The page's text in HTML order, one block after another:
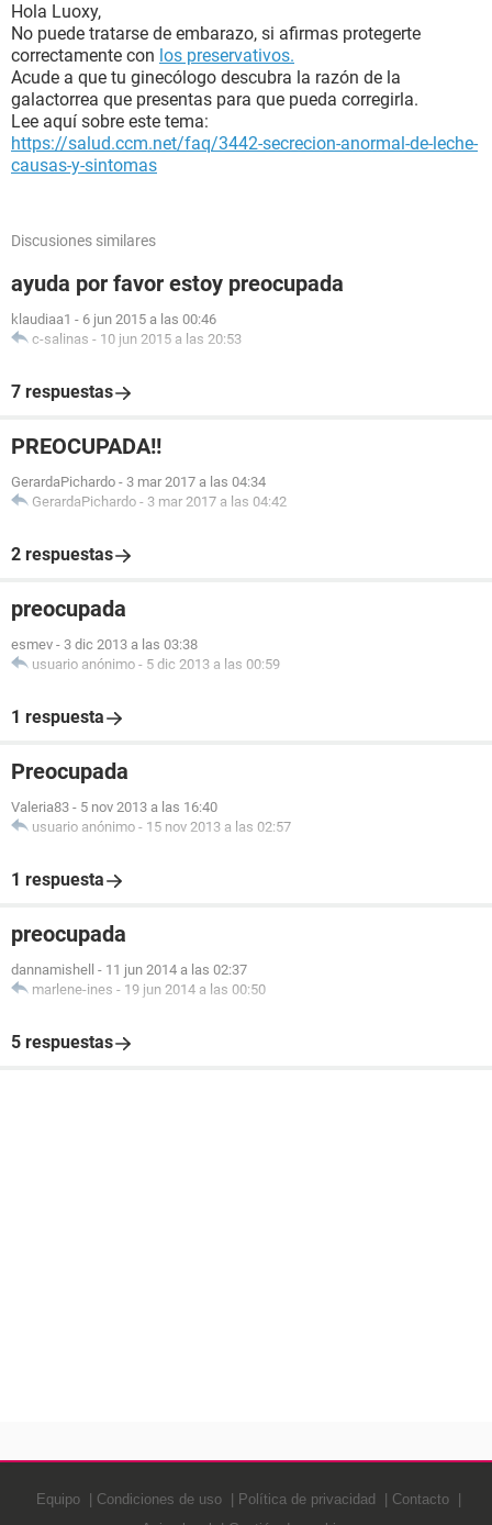
Hola Luoxy,
No puede tratarse de embarazo, si afirmas protegerte
correctamente con los preservativos.
Acude a que tu ginecólogo descubra la razón de la
galactorrea que presentas para que pueda corregirla.
Lee aquí sobre este tema:
https://salud.ccm.net/faq/3442-secrecion-anormal-de-leche-
causas-y-sintomas
Discusiones similares
ayuda por favor estoy preocupada
klaudiaa1 - 6 jun 2015 a las 00:46
c-salinas - 10 jun 2015 a las 20:53
7 respuestas
PREOCUPADA!!
GerardaPichardo - 3 mar 2017 a las 04:34
GerardaPichardo - 3 mar 2017 a las 04:42
2 respuestas
preocupada
esmev - 3 dic 2013 a las 03:38
usuario anónimo - 5 dic 2013 a las 00:59
1 respuesta
Preocupada
Valeria83 - 5 nov 2013 a las 16:40
usuario anónimo - 15 nov 2013 a las 02:57
1 respuesta
preocupada
dannamishell - 11 jun 2014 a las 02:37
marlene-ines - 19 jun 2014 a las 00:50
5 respuestas
Equipo Condiciones de uso Política de privacidad
Contacto